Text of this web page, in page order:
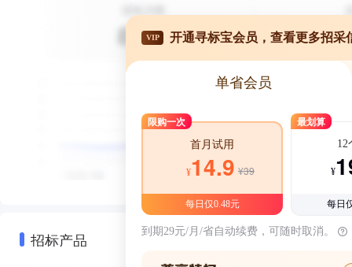
招标产品
VIP 开通寻标宝会员，查看更多招采
单省会员
限购一次
首月试用
¥14.9 ¥39
每日仅0.48元
最划算
12
¥
每日
到期29元/月/省自动续费，可随时取消。